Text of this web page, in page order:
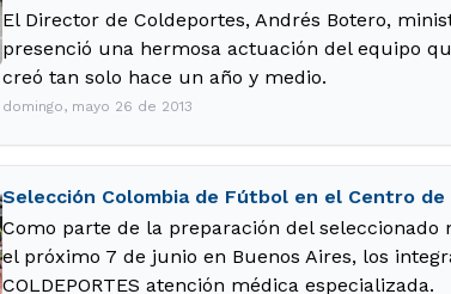
El Director de Coldeportes, Andrés Botero,
presenció una hermosa actuación del equipo
creó tan solo hace un año y medio.
domingo, mayo 26 de 2013
Selección Colombia de Fútbol en el Centro
Como parte de la preparación del
el próximo 7 de junio en Buenos Aires, los
COLDEPORTES atención médica especializada.